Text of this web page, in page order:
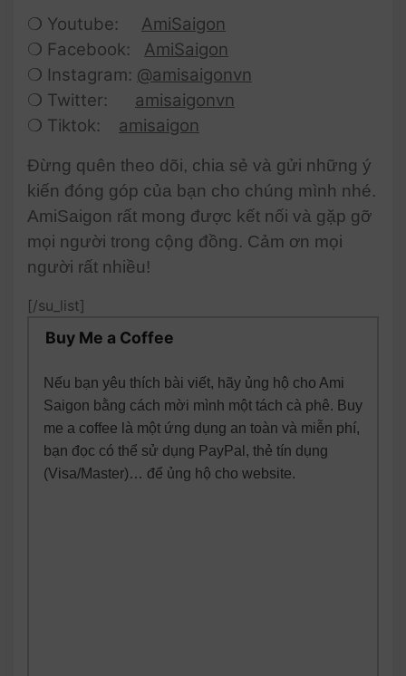
❍ Youtube: AmiSaigon
❍ Facebook: AmiSaigon
❍ Instagram: @amisaigonvn
❍ Twitter: amisaigonvn
❍ Tiktok: amisaigon
Đừng quên theo dõi, chia sẻ và gửi những ý
kiến đóng góp của bạn cho chúng mình nhé.
AmiSaigon rất mong được kết nối và gặp gỡ
mọi người trong cộng đồng. Cảm ơn mọi
người rất nhiều!
[/su_list]
Buy Me a Coffee
Nếu bạn yêu thích bài viết, hãy ủng hộ cho Ami
Saigon bằng cách mời mình một tách cà phê. Buy
me a coffee là một ứng dụng an toàn và miễn phí,
bạn đọc có thể sử dụng PayPal, thẻ tín dụng
(Visa/Master)… để ủng hộ cho website.